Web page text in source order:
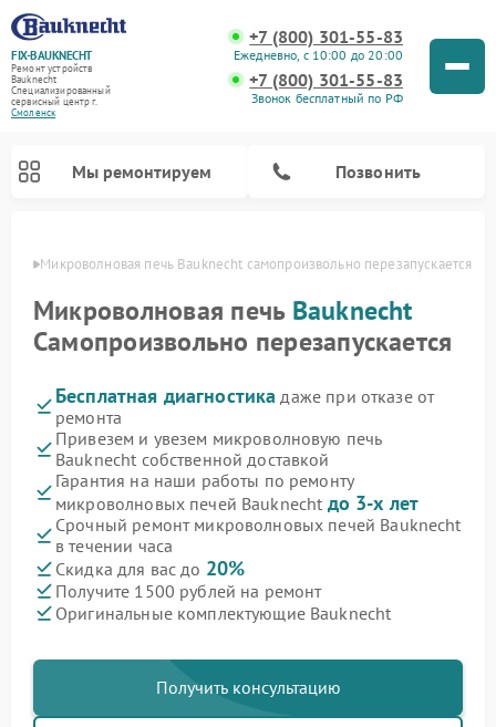
FIX-BAUKNECHT
Ремонт устройств
Bauknecht
Специализированный
cервисный центр г.
Смоленск
+7 (800) 301-55-83
Ежедневно, с 10:00 до 20:00
+7 (800) 301-55-83
Звонок бесплатный по РФ
Мы ремонтируем Позвонить
Микроволновая печь Bauknecht самопроизвольно перезапускается
Микроволновая печь Bauknecht
Самопроизвольно перезапускается
Бесплатная диагностика даже при отказе от
ремонта
Привезем и увезем микроволновую печь
Bauknecht собственной доставкой
Гарантия на наши работы по ремонту
микроволновых печей Bauknecht до 3-х лет
Срочный ремонт микроволновых печей Bauknecht
в течении часа
Скидка для вас до 20%
Получите 1500 рублей на ремонт
Оригинальные комплектующие Bauknecht
Получить консультацию